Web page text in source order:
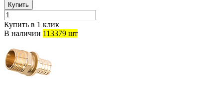
Купить
Купить в 1 клик
В наличии 113379 шт